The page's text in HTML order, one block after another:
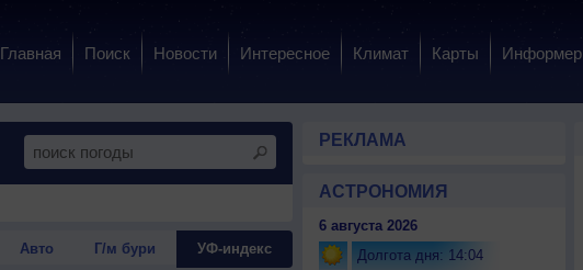
Главная Поиск Новости Интересное Климат Карты Информер
Авто Г/м бури УФ-индекс
РЕКЛАМА
АСТРОНОМИЯ
6 августа 2026
Долгота дня: 14:04